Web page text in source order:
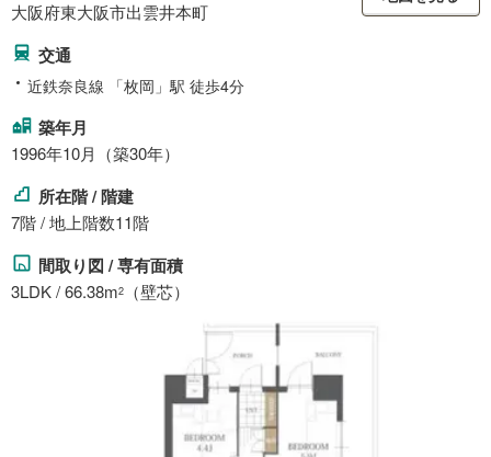
大阪府東大阪市出雲井本町
交通
近鉄奈良線 「枚岡」駅 徒歩4分
築年月
1996年10月（築30年）
所在階 / 階建
7階 / 地上階数11階
間取り図 / 専有面積
3LDK / 66.38m2 （壁芯）